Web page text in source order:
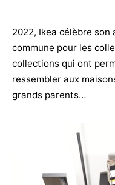
2022, Ikea célèbre son
commune pour les
collections qui ont
ressembler aux
grands parents…